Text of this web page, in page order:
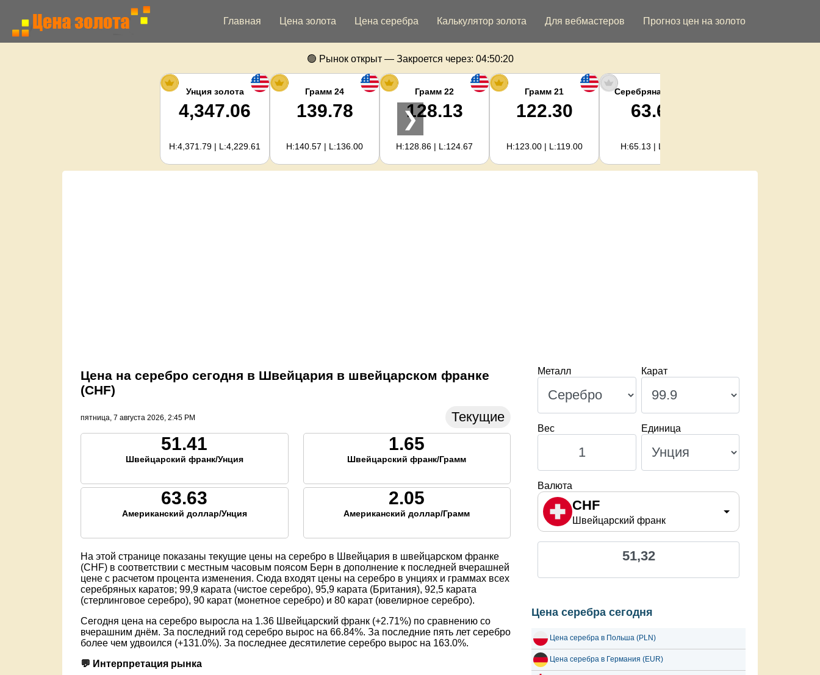
Главная Цена золота Цена серебра Калькулятор золота Для вебмастеров Прогноз цен на золото
🟢 Рынок открыт — Закроется через: 04:50:19
Унция золота
4,347.06
H:4,371.79 | L:4,229.61
Грамм 24
139.78
H:140.57 | L:136.00
Грамм 22
128.13
H:128.86 | L:124.67
Грамм 21
122.30
H:123.00 | L:119.00
Серебряная унция
63.62
H:65.13 | L:61.15
❯
Цена на серебро сегодня в Швейцария в швейцарском франке
(CHF)
пятница, 7 августа 2026, 2:45 PM Текущие
51.41
Швейцарский франк/Унция
1.65
Швейцарский франк/Грамм
63.63
Американский доллар/Унция
2.05
Американский доллар/Грамм
На этой странице показаны текущие цены на серебро в Швейцария в швейцарском франке
(CHF) в соответствии с местным часовым поясом Берн в дополнение к последней вчерашней
цене с расчетом процента изменения. Сюда входят цены на серебро в унциях и граммах всех
серебряных каратов; 99,9 карата (чистое серебро), 95,9 карата (Британия), 92,5 карата
(стерлинговое серебро), 90 карат (монетное серебро) и 80 карат (ювелирное серебро).
Сегодня цена на серебро выросла на 1.36 Швейцарский франк (+2.71%) по сравнению со
вчерашним днём. За последний год серебро вырос на 66.84%. За последние пять лет серебро
более чем удвоился (+131.0%). За последнее десятилетие серебро вырос на 163.0%.
💬 Интерпретация рынка
Металл Карат
Вес Единица
Валюта
CHF
Швейцарский франк
51,32
Цена серебра сегодня
Цена серебра в Польша (PLN)
Цена серебра в Германия (EUR)